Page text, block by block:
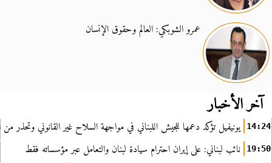
عمرو الشوبكي: العالم وحقوق الإنسان
آخر الأخبار
14:24 يونيفيل تؤكد دعمها للجيش اللبناني في مواجهة السلاح غير القانوني وتحذر من
19:50 نائب لبناني: على إيران احترام سيادة لبنان والتعامل عبر مؤسساته فقط